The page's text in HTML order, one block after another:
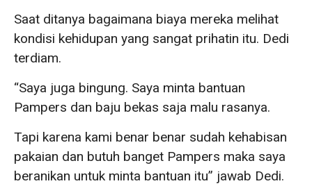
Saat ditanya bagaimana biaya mereka melihat
kondisi kehidupan yang sangat prihatin itu. Dedi
terdiam.
“Saya juga bingung. Saya minta bantuan
Pampers dan baju bekas saja malu rasanya.
Tapi karena kami benar benar sudah kehabisan
pakaian dan butuh banget Pampers maka saya
beranikan untuk minta bantuan itu” jawab Dedi.